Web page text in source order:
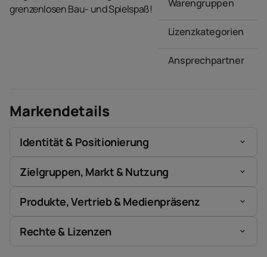
grenzenlosen Bau- und Spielspaß!
Warengruppen
- -
Lizenzkategorien
Ansprechpartner
Markendetails
Identität & Positionierung
Zielgruppen, Markt & Nutzung
Produkte, Vertrieb & Medienpräsenz
Rechte & Lizenzen